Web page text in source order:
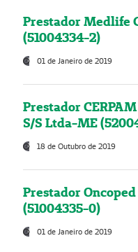
Prestador Medlife
(51004334-2)
01 de Janeiro de 2019
Prestador
S/S Ltda-ME
18 de Outubro de 2019
Prestador
(51004335-0)
01 de Janeiro de 2019